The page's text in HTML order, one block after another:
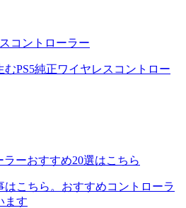
コントローラー
PS5純正ワイヤレスコントロー
ラーおすすめ20選はこちら
はこちら。おすすめコントローラ
ます